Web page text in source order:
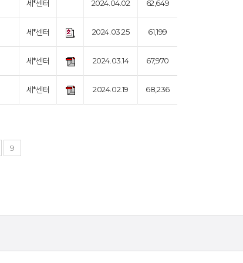
세*센터 2024.04.02 62,649
세*센터 2024.03.25 61,199
세*센터 2024.03.14 67,970
세*센터 2024.02.19 68,236
9